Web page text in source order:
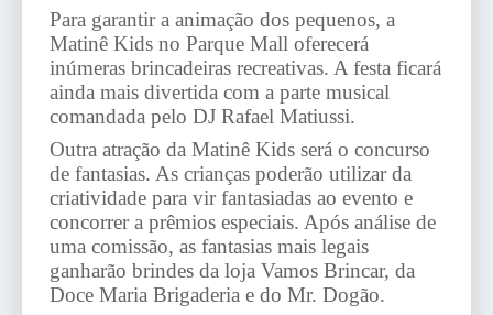
Para garantir a animação dos pequenos, a
Matinê Kids no Parque Mall oferecerá
inúmeras brincadeiras recreativas. A festa ficará
ainda mais divertida com a parte musical
comandada pelo DJ Rafael Matiussi.
Outra atração da Matinê Kids será o concurso
de fantasias. As crianças poderão utilizar da
criatividade para vir fantasiadas ao evento e
concorrer a prêmios especiais. Após análise de
uma comissão, as fantasias mais legais
ganharão brindes da loja Vamos Brincar, da
Doce Maria Brigaderia e do Mr. Dogão.